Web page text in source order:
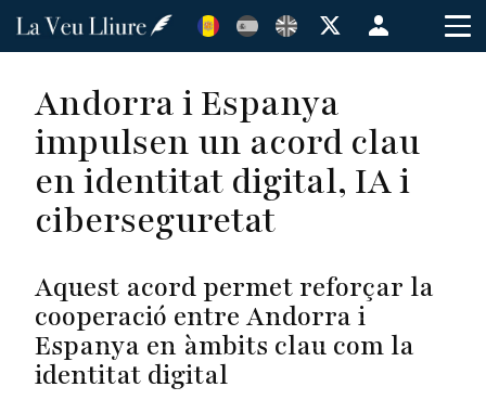
Vés
Menú
de
usuario
Andorra i Espanya
impulsen un acord clau
en identitat digital, IA i
ciberseguretat
Aquest acord permet reforçar la
cooperació entre Andorra i
Espanya en àmbits clau com la
identitat digital